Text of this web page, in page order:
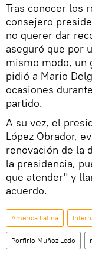
Tras conocer los
consejero
no querer dar
aseguró que por
mismo modo, un
pidió a Mario
ocasiones
partido.
A su vez, el
López Obrador,
renovación de la
la presidencia,
que atender" y
acuerdo.
América Latina
Porfirio Muñoz Ledo